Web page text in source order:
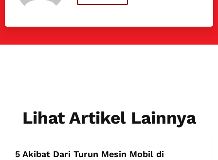
Lihat Artikel Lainnya
5 Akibat Dari Turun Mesin Mobil di